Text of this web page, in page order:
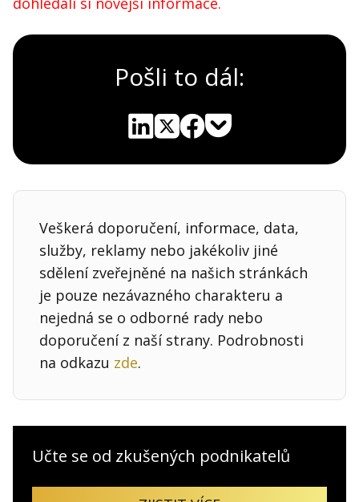
Pošli to dál:
Veškerá doporučení, informace, data,
služby, reklamy nebo jakékoliv jiné
sdělení zveřejněné na našich stránkách
je pouze nezávazného charakteru a
nejedná se o odborné rady nebo
doporučení z naší strany. Podrobnosti
na odkazu zde.
Učte se od zkušených podnikatelů